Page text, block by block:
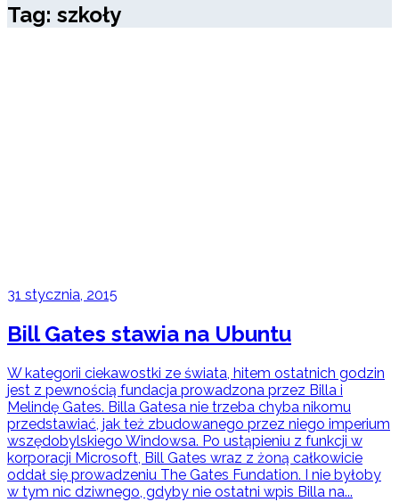
Tag: szkoły
31 stycznia, 2015
Bill Gates stawia na Ubuntu
W kategorii ciekawostki ze świata, hitem ostatnich godzin
jest z pewnością fundacja prowadzona przez Billa i
Melindę Gates. Billa Gatesa nie trzeba chyba nikomu
przedstawiać, jak też zbudowanego przez niego imperium
wszędobylskiego Windowsa. Po ustąpieniu z funkcji w
korporacji Microsoft, Bill Gates wraz z żoną całkowicie
oddał się prowadzeniu The Gates Fundation. I nie byłoby
w tym nic dziwnego, gdyby nie ostatni wpis Billa na...